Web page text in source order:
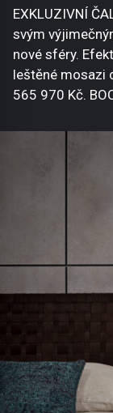
EXKLUZIVNÍ
svým
nové sféry.
leštěné mosazi
565 970 Kč.